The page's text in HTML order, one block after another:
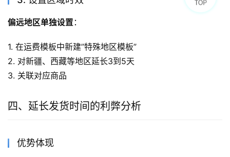
偏远地区单独设置 ：
1. 在运费模板中新建”特殊地区模板”
2. 对新疆、西藏等地区延长3到5天
3. 关联对应商品
四、延长发货时间的利弊分析
优势体现